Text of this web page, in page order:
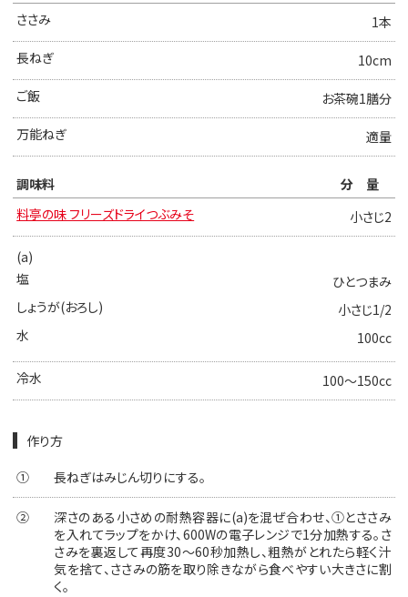
ささみ
1本
長ねぎ
10cm
ご飯
お茶碗1膳分
万能ねぎ
適量
調味料
分量
料亭の味 フリーズドライつぶみそ
小さじ2
(a)
塩
ひとつまみ
しょうが(おろし)
小さじ1/2
水
100cc
冷水 100～150cc
作り方
①
長ねぎはみじん切りにする。
②
深さのある小さめの耐熱容器に(a)を混ぜ合わせ、①とささみ
を入れてラップをかけ、600Wの電子レンジで1分加熱する。さ
さみを裏返して再度30～60秒加熱し、粗熱がとれたら軽く汁
気を捨て、ささみの筋を取り除きながら食べやすい大きさに割
く。